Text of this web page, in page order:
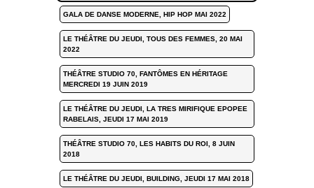
GALA DE DANSE MODERNE, HIP HOP MAI 2022
LE THÉÂTRE DU JEUDI, TOUS DES FEMMES, 20 MAI
2022
THÉÂTRE STUDIO 70, FANTÔMES EN HÉRITAGE
MERCREDI 19 JUIN 2019
LE THÉÂTRE DU JEUDI, LA TRES MIRIFIQUE EPOPEE
RABELAIS, JEUDI 17 MAI 2019
THÉÂTRE STUDIO 70, LES HABITS DU ROI, 8 JUIN
2018
LE THÉÂTRE DU JEUDI, BUILDING, JEUDI 17 MAI 2018